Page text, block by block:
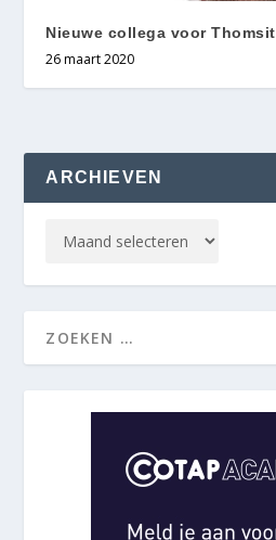
Nieuwe collega voor Thomsit
26 maart 2020
ARCHIEVEN